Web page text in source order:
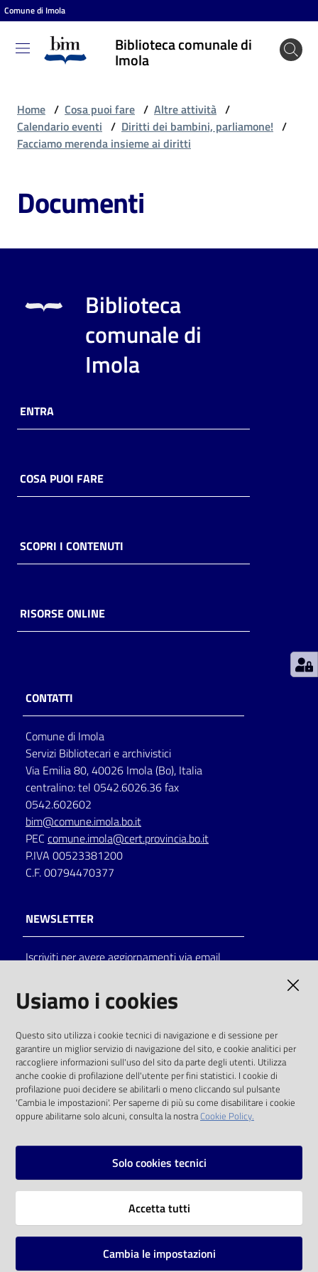
Vai al contenuto
Vai alla navigazione
Vai al footer
Comune di Imola
Biblioteca comunale di
Imola
Biblioteca
comunale
Cosa
fare
Scopri
online
Piani
Decentrate
Seguici
su
on line
Eventi
Chiedi al
bibliotecario
Avvisi
Home / Cosa puoi fare / Altre attività /
Calendario eventi / Diritti dei bambini, parliamone! /
Facciamo merenda insieme ai diritti
Documenti
Biblioteca
comunale di
Imola
ENTRA
COSA PUOI FARE
SCOPRI I CONTENUTI
RISORSE ONLINE
CONTATTI
Comune di Imola
Servizi Bibliotecari e archivistici
Via Emilia 80, 40026 Imola (Bo), Italia
centralino: tel 0542.6026.36 fax
0542.602602
bim@comune.imola.bo.it
PEC comune.imola@cert.provincia.bo.it
P.IVA 00523381200
C.F. 00794470377
NEWSLETTER
Iscriviti per avere aggiornamenti via email
solo alle condizioni previste dalla direttiva
comunitaria 2003/98/CE e dal d.lgs. 36/2006
SOCIAL
Instagram
Vai alla pagina
Usiamo i cookies
Questo sito utilizza i cookie tecnici di navigazione e di sessione per
garantire un miglior servizio di navigazione del sito, e cookie analitici per
raccogliere informazioni sull'uso del sito da parte degli utenti. Utilizza
anche cookie di profilazione dell'utente per fini statistici. I cookie di
profilazione puoi decidere se abilitarli o meno cliccando sul pulsante
'Cambia le impostazioni'. Per saperne di più su come disabilitare i cookie
oppure abilitarne solo alcuni, consulta la nostraCookie Policy.
Solo cookies tecnici
Accetta tutti
Cambia le impostazioni